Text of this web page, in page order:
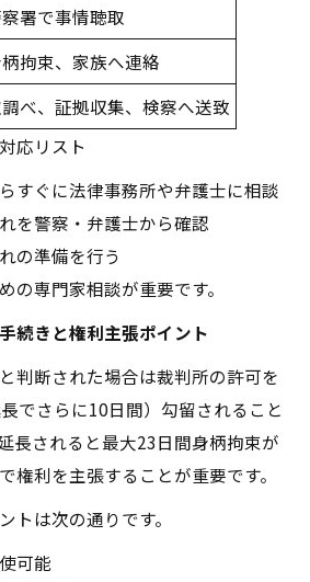
署で事情聴取
拘束、家族へ連絡
べ、証拠収集、検察へ送致
応リスト
すぐに法律事務所や弁護士に相談
を警察・弁護士から確認
の準備を行う
の専門家相談が重要です。
続きと権利主張ポイント
判断された場合は裁判所の許可を
でさらに10日間）勾留されること
長されると最大23日間身柄拘束が
権利を主張することが重要です。
トは次の通りです。
可能